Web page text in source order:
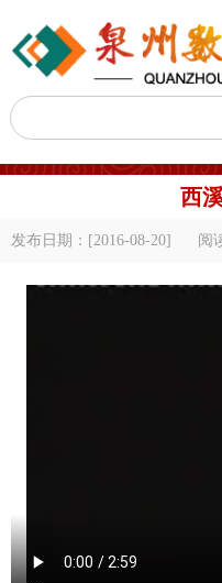
西
发布日期：[2016-08-20] 阅